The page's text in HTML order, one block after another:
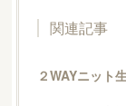
関連記事